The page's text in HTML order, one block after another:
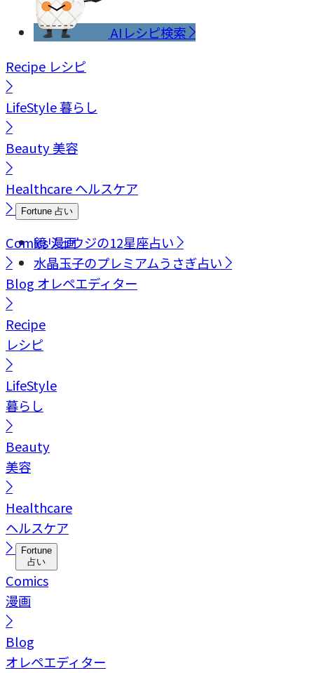
AIレシピ検索
Recipe レシピ
LifeStyle暮らし
Beauty美容
Healthcareヘルスケア
Fortune 占い
鏡リュウジの12星座占い
水晶玉子のプレミアムうさぎ占い
Comics漫画
Blog オレペエディター
Recipe
レシピ
LifeStyle
暮らし
Beauty
美容
Healthcare
ヘルスケア
Fortune
占い
Comics
漫画
Blog
オレペエディター